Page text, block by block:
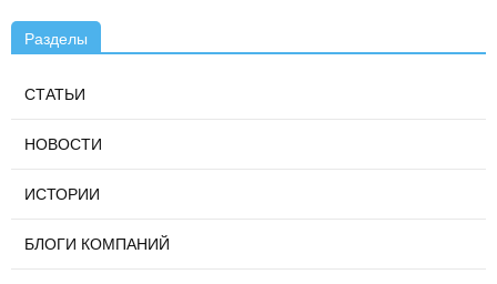
Разделы
СТАТЬИ
НОВОСТИ
ИСТОРИИ
БЛОГИ КОМПАНИЙ